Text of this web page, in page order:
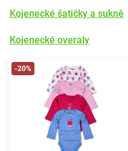
Kojenecké šatičky a sukně
Kojenecké overaly
-20%